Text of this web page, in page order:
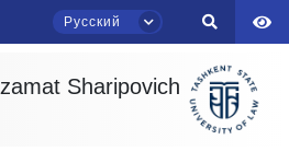
Русский
Sharipovich